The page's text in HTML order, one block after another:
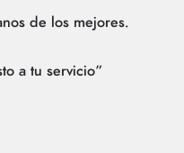
de los mejores.
a tu servicio”